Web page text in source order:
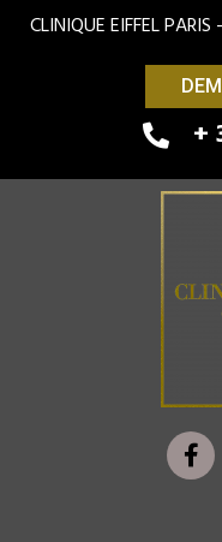
CLINIQUE EIFFEL PARIS
+